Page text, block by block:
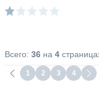
Всего: 36 на 4
1 2 3 4